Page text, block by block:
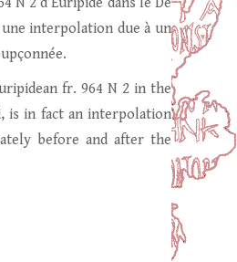
interpolation due à un
fr. 964 N 2 in the
is in fact an interpolation
before and after the